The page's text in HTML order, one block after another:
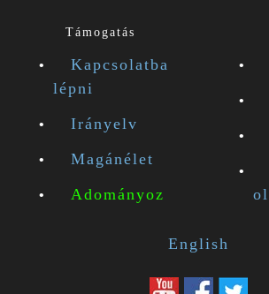
Támogatás
Kapcsolatba
lépni
Irányelv
Magánélet
Adományoz
English